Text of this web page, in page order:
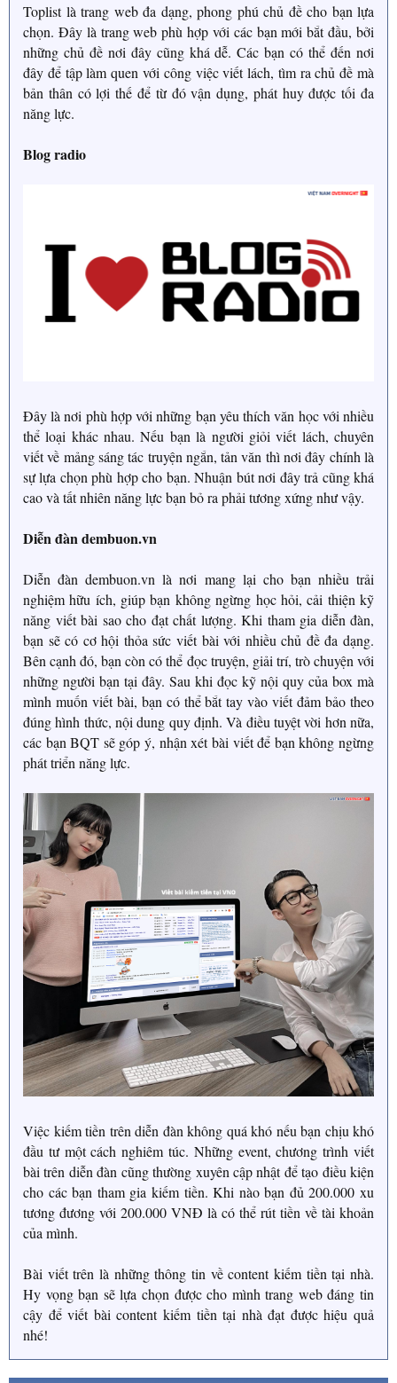
Toplist là trang web đa dạng, phong phú chủ đề cho bạn lựa
chọn. Đây là trang web phù hợp với các bạn mới bắt đầu, bởi
những chủ đề nơi đây cũng khá dễ. Các bạn có thể đến nơi
đây để tập làm quen với công việc viết lách, tìm ra chủ đề mà
bản thân có lợi thế để từ đó vận dụng, phát huy được tối đa
năng lực.
Blog radio
Đây là nơi phù hợp với những bạn yêu thích văn học với nhiều
thể loại khác nhau. Nếu bạn là người giỏi viết lách, chuyên
viết về mảng sáng tác truyện ngắn, tản văn thì nơi đây chính là
sự lựa chọn phù hợp cho bạn. Nhuận bút nơi đây trả cũng khá
cao và tất nhiên năng lực bạn bỏ ra phải tương xứng như vậy.
Diễn đàn dembuon.vn
Diễn đàn dembuon.vn là nơi mang lại cho bạn nhiều trải
nghiệm hữu ích, giúp bạn không ngừng học hỏi, cải thiện kỹ
năng viết bài sao cho đạt chất lượng. Khi tham gia diễn đàn,
bạn sẽ có cơ hội thỏa sức viết bài với nhiều chủ đề đa dạng.
Bên cạnh đó, bạn còn có thể đọc truyện, giải trí, trò chuyện với
những người bạn tại đây. Sau khi đọc kỹ nội quy của box mà
mình muốn viết bài, bạn có thể bắt tay vào viết đảm bảo theo
đúng hình thức, nội dung quy định. Và điều tuyệt vời hơn nữa,
các bạn BQT sẽ góp ý, nhận xét bài viết để bạn không ngừng
phát triển năng lực.
Việc kiếm tiền trên diễn đàn không quá khó nếu bạn chịu khó
đầu tư một cách nghiêm túc. Những event, chương trình viết
bài trên diễn đàn cũng thường xuyên cập nhật để tạo điều kiện
cho các bạn tham gia kiếm tiền. Khi nào bạn đủ 200.000 xu
tương đương với 200.000 VNĐ là có thể rút tiền về tài khoản
của mình.
Bài viết trên là những thông tin về content kiếm tiền tại nhà.
Hy vọng bạn sẽ lựa chọn được cho mình trang web đáng tin
cậy để viết bài content kiếm tiền tại nhà đạt được hiệu quả
nhé!